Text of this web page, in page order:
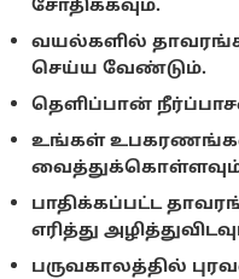
சோதிக்கவும்.
வயல்களில்
செய்ய வேண்டும்.
தெளிப்பான்
உங்கள் உபகரணங்கள்
பாதிக்கப்பட்ட
எரித்து
பருவகாலத்தில்